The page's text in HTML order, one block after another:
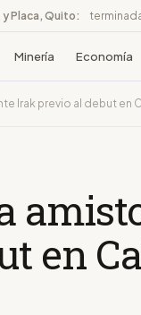
y Placa, Quito:
Minería Economía
Irak previo al debut en
en